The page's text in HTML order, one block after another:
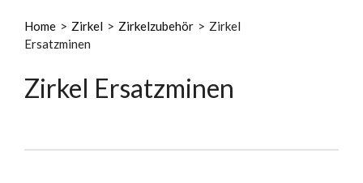
Home > Zirkel > Zirkelzubehör > Zirkel
Ersatzminen
Zirkel Ersatzminen